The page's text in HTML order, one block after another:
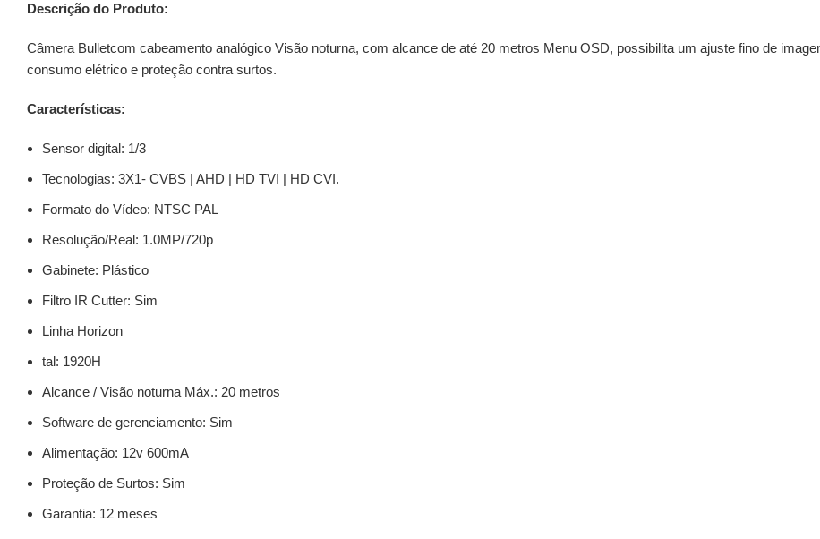
Descrição do Produto:
Câmera Bulletcom cabeamento analógico Visão noturna, com alcance de até 20 metros Menu OSD, possibilita um ajuste fino de
consumo elétrico e proteção contra surtos.
Características:
Sensor digital: 1/3
Tecnologias: 3X1- CVBS | AHD | HD TVI | HD CVI.
Formato do Vídeo: NTSC PAL
Resolução/Real: 1.0MP/720p
Gabinete: Plástico
Filtro IR Cutter: Sim
Linha Horizon
tal: 1920H
Alcance / Visão noturna Máx.: 20 metros
Software de gerenciamento: Sim
Alimentação: 12v 600mA
Proteção de Surtos: Sim
Garantia: 12 meses